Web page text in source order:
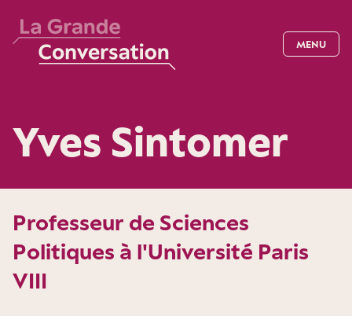
MENU
Yves Sintomer
Professeur de Sciences
Politiques à l'Université Paris
VIII